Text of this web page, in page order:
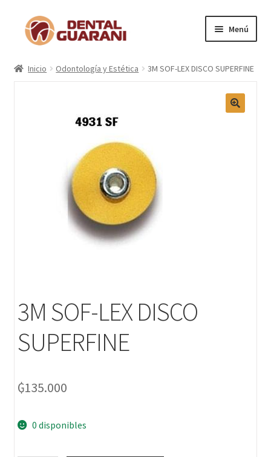
Menú
Inicio
Inicio Odontología y Estética 3M SOF-LEX DISCO SUPERFINE
3M SOF-LEX DISCO
SUPERFINE
₲135.000
0 disponibles